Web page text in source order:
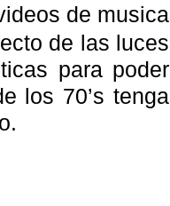
de musica
de las luces
para poder
los 70’s tenga